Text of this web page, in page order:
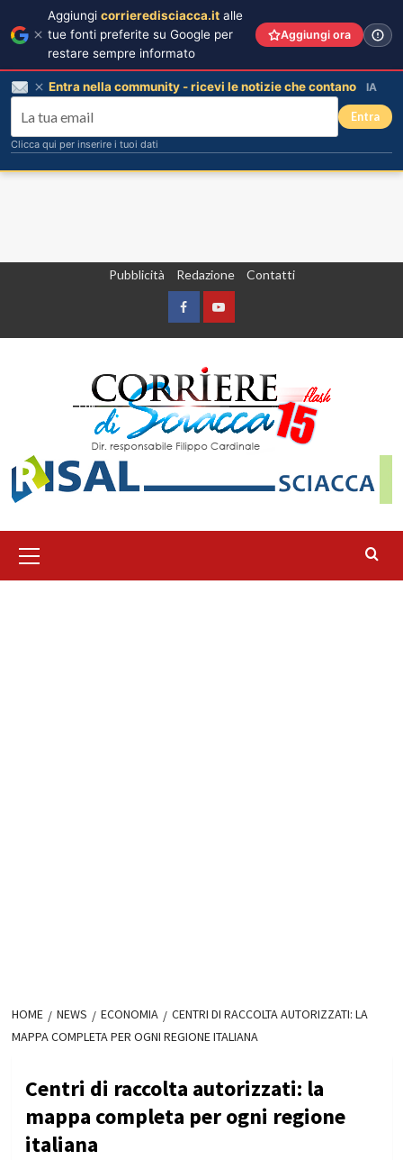
Pubblicità Redazione Contatti
FacebookYountube
principale
HOME NEWS ECONOMIA
CENTRI DI RACCOLTA AUTORIZZATI: LA
MAPPA COMPLETA PER OGNI REGIONE ITALIANA
Centri di raccolta autorizzati: la
mappa completa per ogni regione
italiana
Aggiungi corrieredisciacca.it alle
tue fonti preferite su Google per
restare sempre informato
Aggiungi ora
Entra nella community - ricevi le notizie che contano IA
Entra
Clicca qui per inserire i tuoi dati